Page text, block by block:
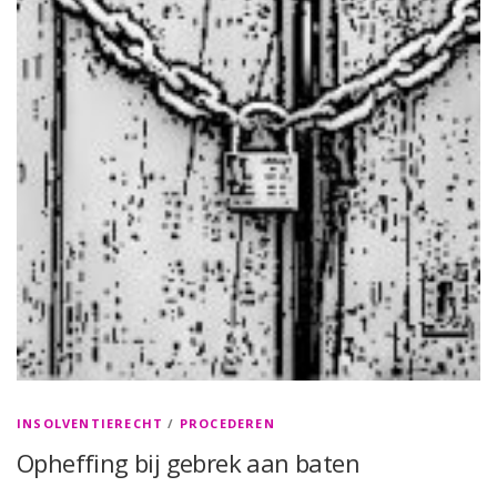
INSOLVENTIERECHT / PROCEDEREN
Opheffing bij gebrek aan baten